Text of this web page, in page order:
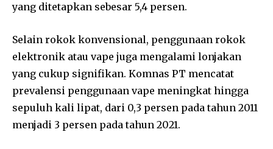
yang ditetapkan sebesar 5,4 persen.
Selain rokok konvensional, penggunaan rokok
elektronik atau vape juga mengalami lonjakan
yang cukup signifikan. Komnas PT mencatat
prevalensi penggunaan vape meningkat hingga
sepuluh kali lipat, dari 0,3 persen pada tahun 2011
menjadi 3 persen pada tahun 2021.